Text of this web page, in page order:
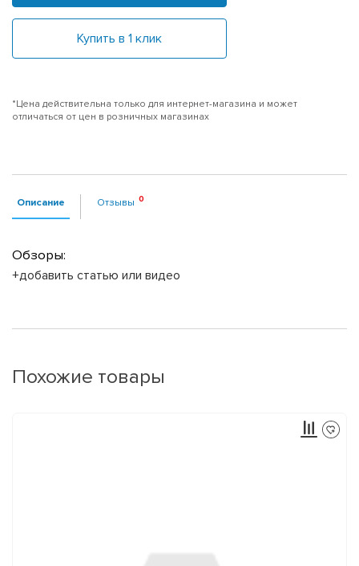
Купить в 1 клик
*Цена действительна только для интернет-магазина и может
отличаться от цен в розничных магазинах
Описание Отзывы
Обзоры:
+добавить статью или видео
Похожие товары